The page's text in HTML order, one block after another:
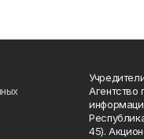
Агентство
45).